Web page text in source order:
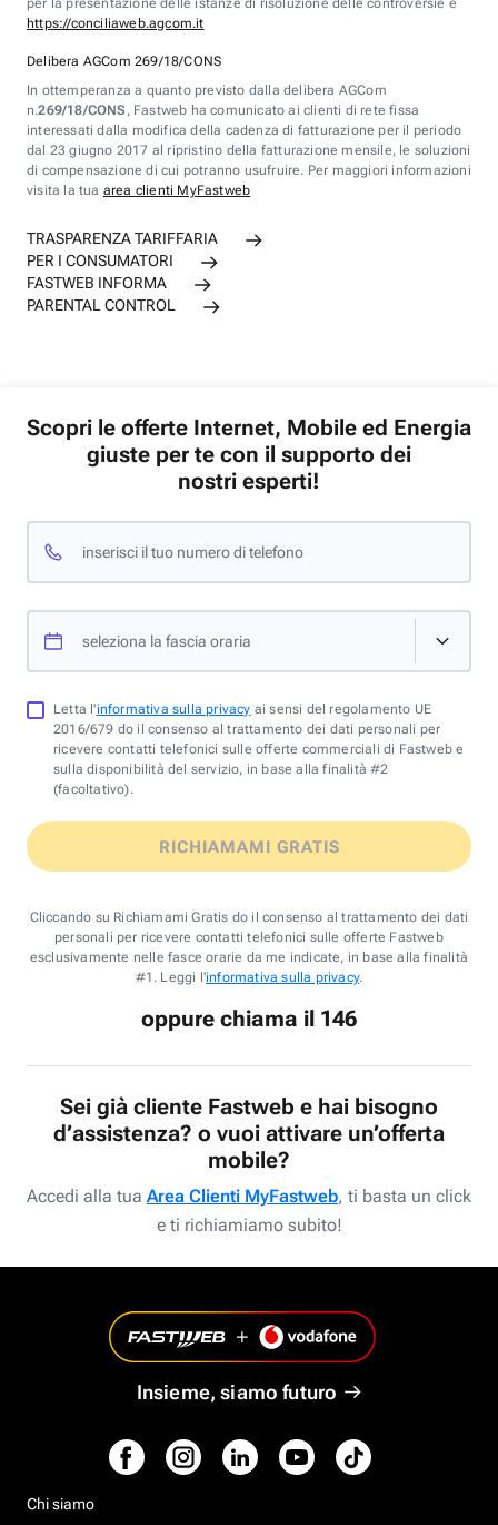
per la presentazione delle istanze di risoluzione delle controversie è
https://conciliaweb.agcom.it
Delibera AGCom 269/18/CONS
In ottemperanza a quanto previsto dalla delibera AGCom
n.269/18/CONS , Fastweb ha comunicato ai clienti di rete fissa
interessati dalla modifica della cadenza di fatturazione per il periodo
dal 23 giugno 2017 al ripristino della fatturazione mensile, le soluzioni
di compensazione di cui potranno usufruire. Per maggiori informazioni
visita la tua area clienti MyFastweb
TRASPARENZA TARIFFARIA
PER I CONSUMATORI
FASTWEB INFORMA
PARENTAL CONTROL
Scopri le offerte Internet, Mobile ed Energia
giuste per te con il supporto dei
nostri esperti!
inserisci il tuo numero di telefono
seleziona la fascia oraria
Letta l'informativa sulla privacy ai sensi del regolamento UE
2016/679 do il consenso al trattamento dei dati personali per
ricevere contatti telefonici sulle offerte commerciali di Fastweb e
sulla disponibilità del servizio, in base alla finalità #2
(facoltativo).
RICHIAMAMI GRATIS
Cliccando su Richiamami Gratis do il consenso al trattamento dei dati
personali per ricevere contatti telefonici sulle offerte Fastweb
esclusivamente nelle fasce orarie da me indicate, in base alla finalità
#1. Leggi l'informativa sulla privacy.
oppure chiama il 146
Sei già cliente Fastweb e hai bisogno
d’assistenza? o vuoi attivare un’offerta
mobile?
Accedi alla tua Area Clienti MyFastweb, ti basta un click
e ti richiamiamo subito!
Insieme, siamo futuro
Chi siamo